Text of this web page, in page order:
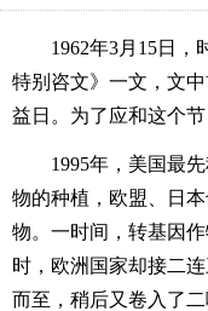
1962年3月15日，时
特别咨文》一文，文
益日。为了应和这个
1995年，美国最先
物的种植，欧盟、日
物。一时间，转基因
时，欧洲国家却接二
而至，稍后又卷入了